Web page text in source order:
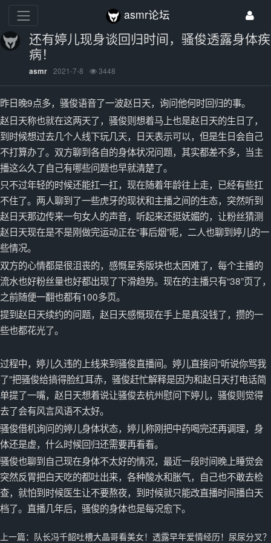
asmr论坛
还有婷儿现身谈回归时间，骚俊透露身体疾
病！
asmr 2021-7-8 3448
昨日晚9点多，骚俊语音了一波赵日天，询问他何时回归的事。
赵日天称也就在这两天了，骚俊则想着马上也是赵日天的生日了，
到时候想过去几个人线下玩几天，日天表示可以，但是生日会自己
不打算办了。双方聊到各自的身体状况问题，其实都差不多，当主
播这么久了自己有哪些问题也早就清楚了。
只不过年轻的时候还能扛一扛，现在随着年龄往上走，已经有些扛
不住了。两人聊到了一些虎牙的现状和主播之间的生态，突然听到
赵日天那边传来一句女人的声音，听起来还挺妩媚的，让粉丝猜测
赵日天现在是不是刚做完运动正在“事后烟”呢，二人也聊到婷儿的一
些情况。
双方的心情都是很沮丧的，感慨星秀版块也太困难了，每个主播的
流水也好粉丝量也好都出现了下滑趋势。现在的主播只有“38”页了，
之前随便一翻也都有100多页。
提到赵日天续约的问题，赵日天感慨现在手上是真没钱了，攒的一
些也都花光了。
过程中，婷儿久违的上线来到骚俊直播间。婷儿直接问“听说你骂我
了”把骚俊给搞得脸红耳赤，骚俊赶忙解释是因为和赵日天打电话简
单提了一嘴，赵日天想着说让骚俊去杭州慰问下婷儿，骚俊则觉得
去了会有风言风语不太好。
骚俊借机询问的婷儿身体状态，婷儿称刚把中药喝完还再调理，身
体还是虚，什么时候回归还需要再看看。
骚俊也聊到自己现在身体不太好的情况，最近一段时间晚上睡觉会
突然反胃把白天吃的都吐出来，各种酸水和胀气，自己也不敢去检
查，就怕到时候医生让不要熬夜，到时候就只能改直播时间播白天
档了。直播几年后，骚俊的身体也是每况愈下。
上一篇： 队长冯千韶吐槽大晶哥看美女！透露早年爱情经历！尿尿分叉？